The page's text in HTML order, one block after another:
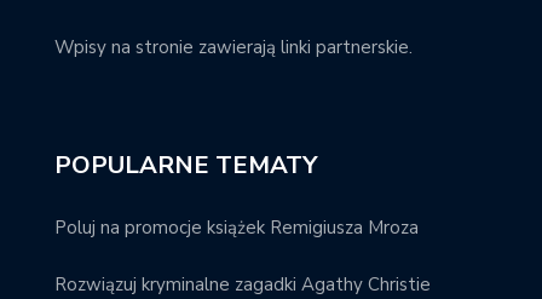
Wpisy na stronie zawierają linki partnerskie.
POPULARNE TEMATY
Poluj na promocje książek Remigiusza Mroza
Rozwiązuj kryminalne zagadki Agathy Christie